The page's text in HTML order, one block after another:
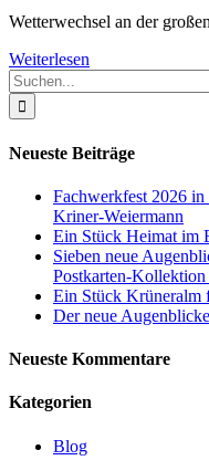
Wetterwechsel an der
Weiterlesen
Suche
nach:
Neueste Beiträge
Fachwerkfest 2026
Kriner-Weiermann
Ein Stück Heimat im
Sieben neue
Postkarten-
Ein Stück Krüneralm
Der neue
Neueste Kommentare
Kategorien
Blog